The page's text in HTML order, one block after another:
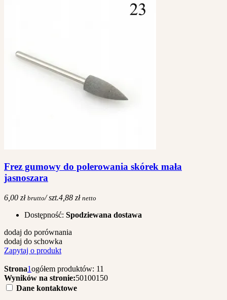
Frez gumowy do polerowania skórek mała
jasnoszara
6,00 zł brutto/ szt.4,88 zł netto
Dostępność: Spodziewana dostawa
dodaj do porównania
dodaj do schowka
Zapytaj o produkt
Strona1ogółem produktów: 11
Wyników na stronie:50100150
Dane kontaktowe